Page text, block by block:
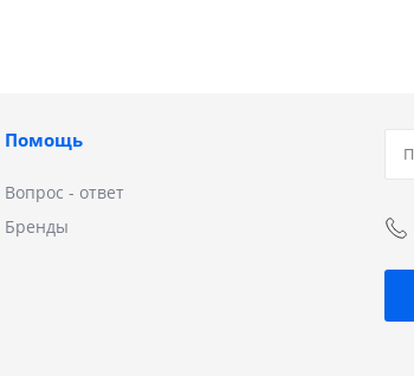
Помощь
Вопрос - ответ
Бренды